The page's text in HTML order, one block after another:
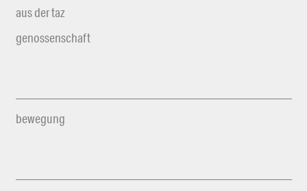
aus der taz
genossenschaft
bewegung